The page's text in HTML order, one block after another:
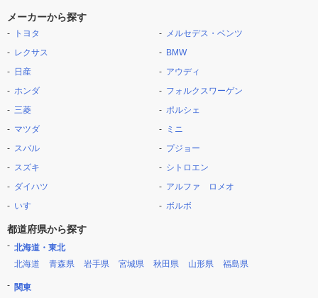
メーカーから探す
トヨタ
レクサス
日産
ホンダ
三菱
マツダ
スバル
スズキ
ダイハツ
いすゞ
メルセデス・ベンツ
BMW
アウディ
フォルクスワーゲン
ポルシェ
ミニ
プジョー
シトロエン
アルファ ロメオ
ボルボ
都道府県から探す
北海道・東北
北海道
青森県 岩手県 宮城県 秋田県 山形県 福島県
関東